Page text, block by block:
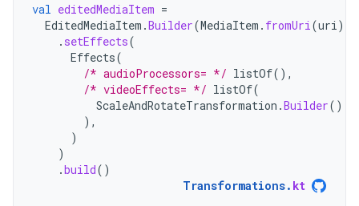
val editedMediaItem =
EditedMediaItem .Builder(MediaItem . fromUri(uri))
. setEffects(
Effects(
/* audioProcessors= */ listOf(),
/* videoEffects= */ listOf(
ScaleAndRotateTransformation .Builder().
),
)
)
.build()
Transformations. kt